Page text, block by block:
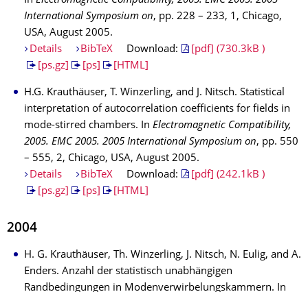
International Symposium on, pp. 228 – 233, 1, Chicago,
USA, August 2005.
Details
BibTeX Download:
[pdf] (730.3kB )
[ps.gz]
[ps] [HTML]
H.G. Krauthäuser, T. Winzerling, and J. Nitsch. Statistical
interpretation of autocorrelation coefficients for fields in
mode-stirred chambers. In Electromagnetic Compatibility,
2005. EMC 2005. 2005 International Symposium on, pp. 550
– 555, 2, Chicago, USA, August 2005.
Details
BibTeX Download:
[pdf] (242.1kB )
[ps.gz]
[ps] [HTML]
2004
H. G. Krauthäuser, Th. Winzerling, J. Nitsch, N. Eulig, and A.
Enders. Anzahl der statistisch unabhängigen
Randbedingungen in Modenverwirbelungskammern. In